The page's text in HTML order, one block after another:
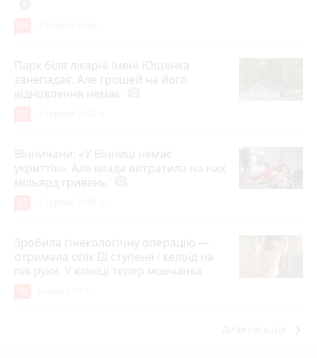
Парк біля лікарні імені Ющенка
занепадає. Але грошей на його
відновлення немає
Вінничани: «У Вінниці немає
укриттів». Але влада витратила на них
мільярд гривень
Зробила гінекологічну операцію —
отримала опік ІІІ ступеня і келоїд на
пів руки. У клініці тепер мовчанка